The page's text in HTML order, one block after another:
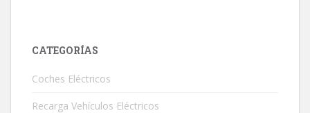
CATEGORÍAS
Coches Eléctricos
Recarga Vehículos Eléctricos